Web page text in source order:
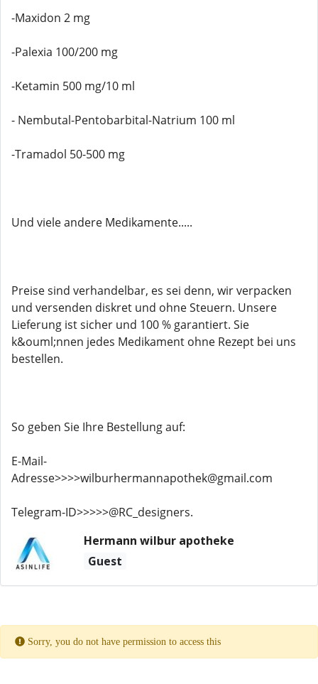
-Maxidon 2 mg
-Palexia 100/200 mg
-Ketamin 500 mg/10 ml
- Nembutal-Pentobarbital-Natrium 100 ml
-Tramadol 50-500 mg
Und viele andere Medikamente.....
Preise sind verhandelbar, es sei denn, wir verpacken
und versenden diskret und ohne Steuern. Unsere
Lieferung ist sicher und 100 % garantiert. Sie
k&ouml;nnen jedes Medikament ohne Rezept bei uns
bestellen.
So geben Sie Ihre Bestellung auf:
E-Mail-
Adresse>>>>wilburhermannapothek@gmail.com
Telegram-ID>>>>>@RC_designers.
Hermann wilbur apotheke
Guest
Sorry, you do not have permission to access this